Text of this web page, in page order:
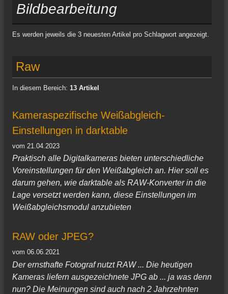
Bildbearbeitung
Es werden jeweils die 3 neuesten Artikel pro Schlagwort angezeigt.
Raw
In diesem Bereich: 13 Artikel
Kameraspezifische Weißabgleich-
Einstellungen in darktable
vom 21.04.2023
Praktisch alle Digitalkameras bieten unterschiedliche
Voreinstellungen für den Weißabgleich an. Hier soll es
darum gehen, wie darktable als RAW-Konverter in die
Lage versetzt werden kann, diese Einstellungen im
Weißabgleichsmodul anzubieten
RAW oder JPEG?
vom 06.06.2021
Der ernsthafte Fotograf nutzt RAW ... Die heutigen
Kameras liefern ausgezeichnete JPG ab ... ja was denn
nun? Die Meinungen sind auch nach 2 Jahrzehnten